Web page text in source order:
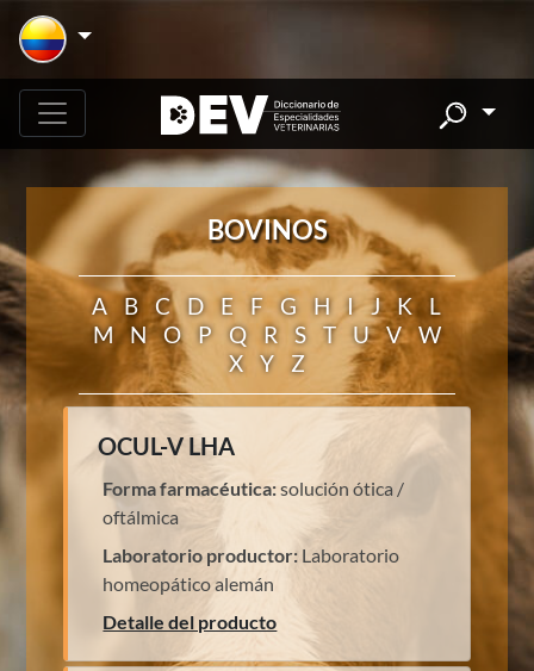
BOVINOS
A B C D E F G H I J K
L
M
N O P Q R S T U V
W
X
Y Z
OCUL-V LHA
Forma farmacéutica:solución ótica /
oftálmica
Laboratorio productor: Laboratorio
homeopático alemán
Detalle del producto